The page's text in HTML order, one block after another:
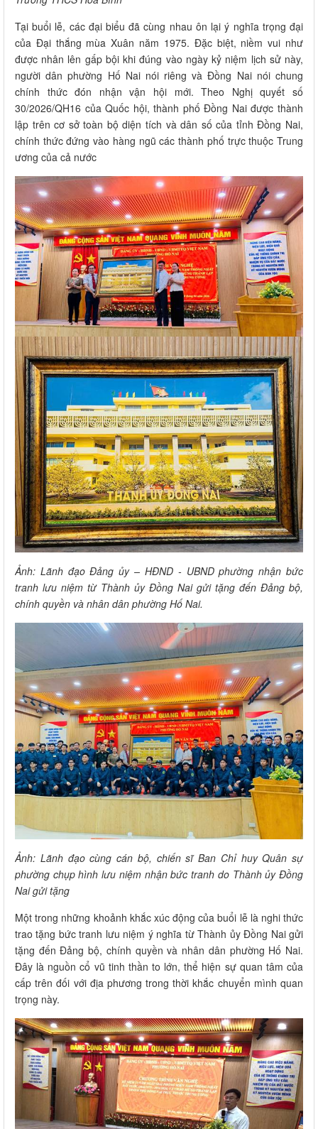
Tại buổi lễ, các đại biểu đã cùng nhau ôn lại ý nghĩa trọng đại
của Đại thắng mùa Xuân năm 1975. Đặc biệt, niềm vui như
được nhân lên gấp bội khi đúng vào ngày kỷ niệm lịch sử này,
người dân phường Hố Nai nói riêng và Đồng Nai nói chung
chính thức đón nhận vận hội mới. Theo Nghị quyết số
30/2026/QH16 của Quốc hội, thành phố Đồng Nai được thành
lập trên cơ sở toàn bộ diện tích và dân số của tỉnh Đồng Nai,
chính thức đứng vào hàng ngũ các thành phố trực thuộc Trung
ương của cả nước
Ảnh: Lãnh đạo Đảng ủy – HĐND - UBND phường nhận bức
tranh lưu niệm từ Thành ủy Đồng Nai gửi tặng đến Đảng bộ,
chính quyền và nhân dân phường Hố Nai.
Ảnh: Lãnh đạo cùng cán bộ, chiến sĩ Ban Chỉ huy Quân sự
phường chụp hình lưu niệm nhận bức tranh do Thành ủy Đồng
Nai gửi tặng
Một trong những khoảnh khắc xúc động của buổi lễ là nghi thức
trao tặng bức tranh lưu niệm ý nghĩa từ Thành ủy Đồng Nai gửi
tặng đến Đảng bộ, chính quyền và nhân dân phường Hố Nai.
Đây là nguồn cổ vũ tinh thần to lớn, thể hiện sự quan tâm của
cấp trên đối với địa phương trong thời khắc chuyển mình quan
trọng này.